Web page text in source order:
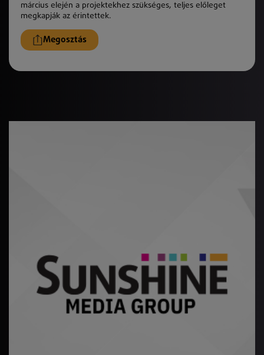
március elején a projektekhez szükséges, teljes előleget
megkapják az érintettek.
Megosztás